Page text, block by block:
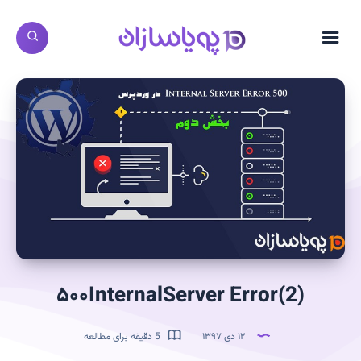
(2)۵۰۰InternalServer Error
۱۲ دی ۱۳۹۷ 5 دقیقه برای مطالعه